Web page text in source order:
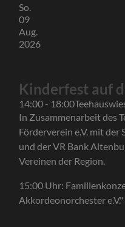
So.
09
Aug.
2026
Kinderfest auf
14:00 - 18:00
In Zusammenarbeit des
Förderverein e.V. mit der
und der VR Bank
Vereinen der Region.
15:00 Uhr:
Akkordeonorchester